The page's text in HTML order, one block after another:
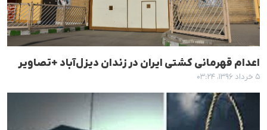
اعدام قهرمانی کشتی ایران در زندان دیزل‌آباد +تصاویر
۵ خرداد ۱۳۹۶، ۰۳:۲۴